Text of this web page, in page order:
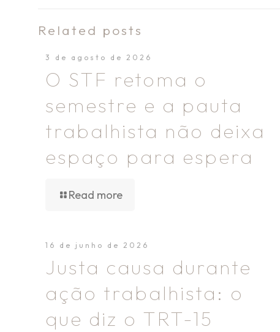
Related posts
3 de agosto de 2026
O STF retoma o
semestre e a pauta
trabalhista não deixa
espaço para espera
Read more
16 de junho de 2026
Justa causa durante
ação trabalhista: o
que diz o TRT-15